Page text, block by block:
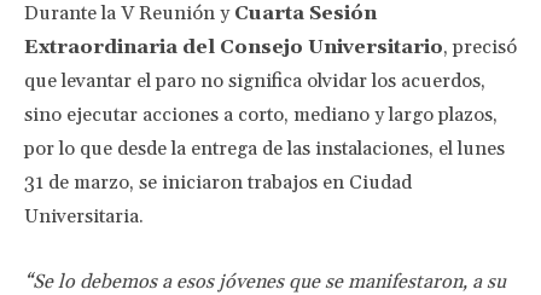
Durante la V Reunión y Cuarta Sesión
Extraordinaria del Consejo Universitario, precisó
que levantar el paro no significa olvidar los acuerdos,
sino ejecutar acciones a corto, mediano y largo plazos,
por lo que desde la entrega de las instalaciones, el lunes
31 de marzo, se iniciaron trabajos en Ciudad
Universitaria.
“Se lo debemos a esos jóvenes que se manifestaron, a su